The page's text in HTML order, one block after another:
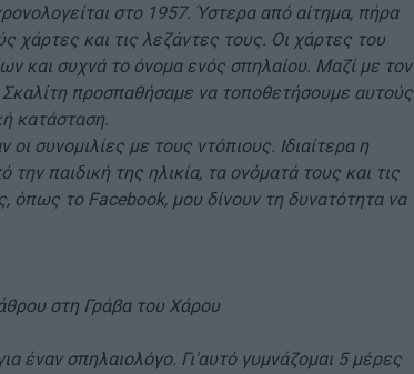
στο 1957. Ύστερα από αίτημα, πήρα
χάρτες και τις λεζάντες τους. Οι χάρτες του
και συχνά το όνομα ενός σπηλαίου. Μαζί με τον
προσπαθήσαμε να τοποθετήσουμε αυτούς
κατάσταση.
συνομιλίες με τους ντόπιους. Ιδιαίτερα η
παιδική της ηλικία, τα ονόματά τους και τις
όπως το Facebook, μου δίνουν τη δυνατότητα να
στη Γράβα του Χάρου
έναν σπηλαιολόγο. Γι'αυτό γυμνάζομαι 5 μέρες